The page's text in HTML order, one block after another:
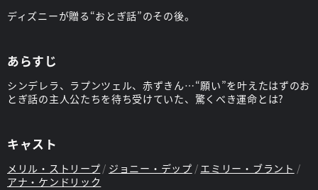
ディズニーが贈る“おとぎ話”のその後。
あらすじ
シンデレラ、ラプンツェル、赤ずきん…“願い”を叶えたはずのお
とぎ話の主人公たちを待ち受けていた、驚くべき運命とは?
キャスト
メリル・ストリープ ジョニー・デップ
エミリー・ブラント
アナ・ケンドリック